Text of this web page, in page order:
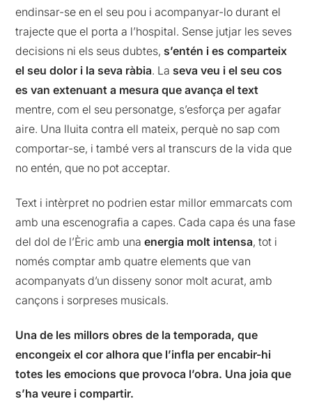
endinsar-se en el seu pou i acompanyar-lo durant el
trajecte que el porta a l’hospital. Sense jutjar les seves
decisions ni els seus dubtes, s’entén i es comparteix
el seu dolor i la seva ràbia. La seva veu i el seu cos
es van extenuant a mesura que avança el text
mentre, com el seu personatge, s’esforça per agafar
aire. Una lluita contra ell mateix, perquè no sap com
comportar-se, i també vers al transcurs de la vida que
no entén, que no pot acceptar.
Text i intèrpret no podrien estar millor emmarcats com
amb una escenografia a capes. Cada capa és una fase
del dol de l’Èric amb unaenergia molt intensa, tot i
només comptar amb quatre elements que van
acompanyats d’un disseny sonor molt acurat, amb
cançons i sorpreses musicals.
Una de les millors obres de la temporada, que
encongeix el cor alhora que l’infla per encabir-hi
totes les emocions que provoca l’obra. Una joia que
s’ha veure i compartir.